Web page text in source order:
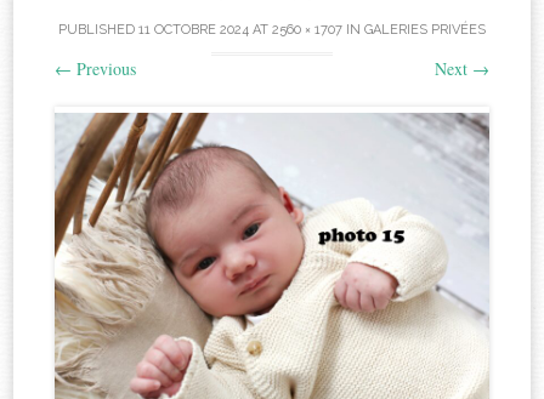
PUBLISHED 11 OCTOBRE 2024 AT 2560 × 1707 IN GALERIES PRIVÉES
← Previous Next →